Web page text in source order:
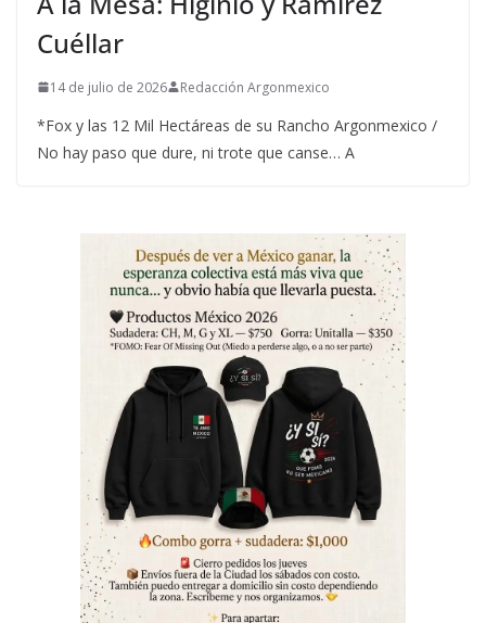
Cuéllar
14 de julio de 2026 Redacción Argonmexico
*Fox y las 12 Mil Hectáreas de su Rancho Argonmexico /
No hay paso que dure, ni trote que canse… A